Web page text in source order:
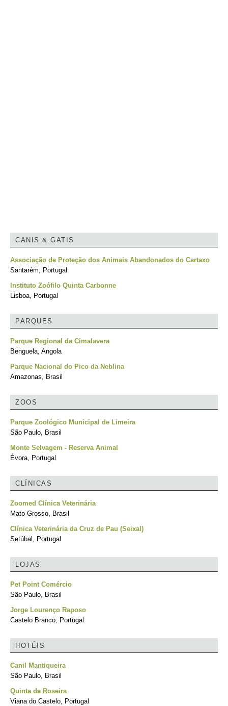
CANIS & GATIS
Associação de Proteção dos Animais Abandonados do Cartaxo
Santarém, Portugal
Instituto Zoófilo Quinta Carbonne
Lisboa, Portugal
PARQUES
Parque Regional da Cimalavera
Benguela, Angola
Parque Nacional do Pico da Neblina
Amazonas, Brasil
ZOOS
Parque Zoológico Municipal de Limeira
São Paulo, Brasil
Monte Selvagem - Reserva Animal
Évora, Portugal
CLÍNICAS
Zoomed Clínica Veterinária
Mato Grosso, Brasil
Clínica Veterinária da Cruz de Pau (Seixal)
Setúbal, Portugal
LOJAS
Pet Point Comércio
São Paulo, Brasil
Jorge Lourenço Raposo
Castelo Branco, Portugal
HOTÉIS
Canil Mantiqueira
São Paulo, Brasil
Quinta da Roseira
Viana do Castelo, Portugal